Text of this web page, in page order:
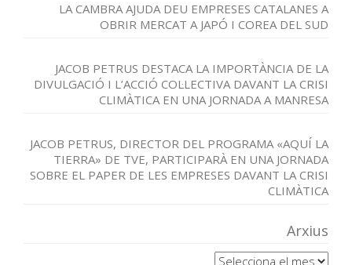
LA CAMBRA AJUDA DEU EMPRESES CATALANES A
OBRIR MERCAT A JAPÓ I COREA DEL SUD
JACOB PETRUS DESTACA LA IMPORTÀNCIA DE LA
DIVULGACIÓ I L’ACCIÓ COL·LECTIVA DAVANT LA CRISI
CLIMÀTICA EN UNA JORNADA A MANRESA
JACOB PETRUS, DIRECTOR DEL PROGRAMA «AQUÍ LA
TIERRA» DE TVE, PARTICIPARÀ EN UNA JORNADA
SOBRE EL PAPER DE LES EMPRESES DAVANT LA CRISI
CLIMÀTICA
Arxius
Arxius